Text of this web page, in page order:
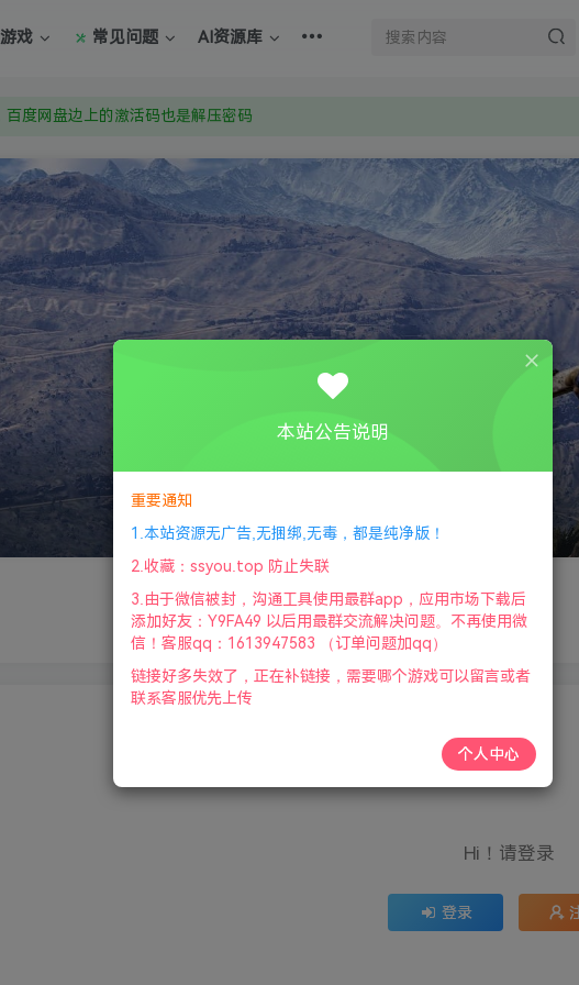
戏 常见问题 AI资源库
附上证书和内容链接
度网盘边上的激活码也是解压密码
Hi！请登录
登录
本站公告说明
重要通知
1.本站资源无广告,无捆绑,无毒，都是纯净版！
2.收藏：ssyou.top 防止失联
3.由于微信被封，沟通工具使用最群app，应用市场下载后
添加好友：Y9FA49 以后用最群交流解决问题。不再使用微
信！客服qq：1613947583 （订单问题加qq）
链接好多失效了，正在补链接，需要哪个游戏可以留言或者
联系客服优先上传
个人中心